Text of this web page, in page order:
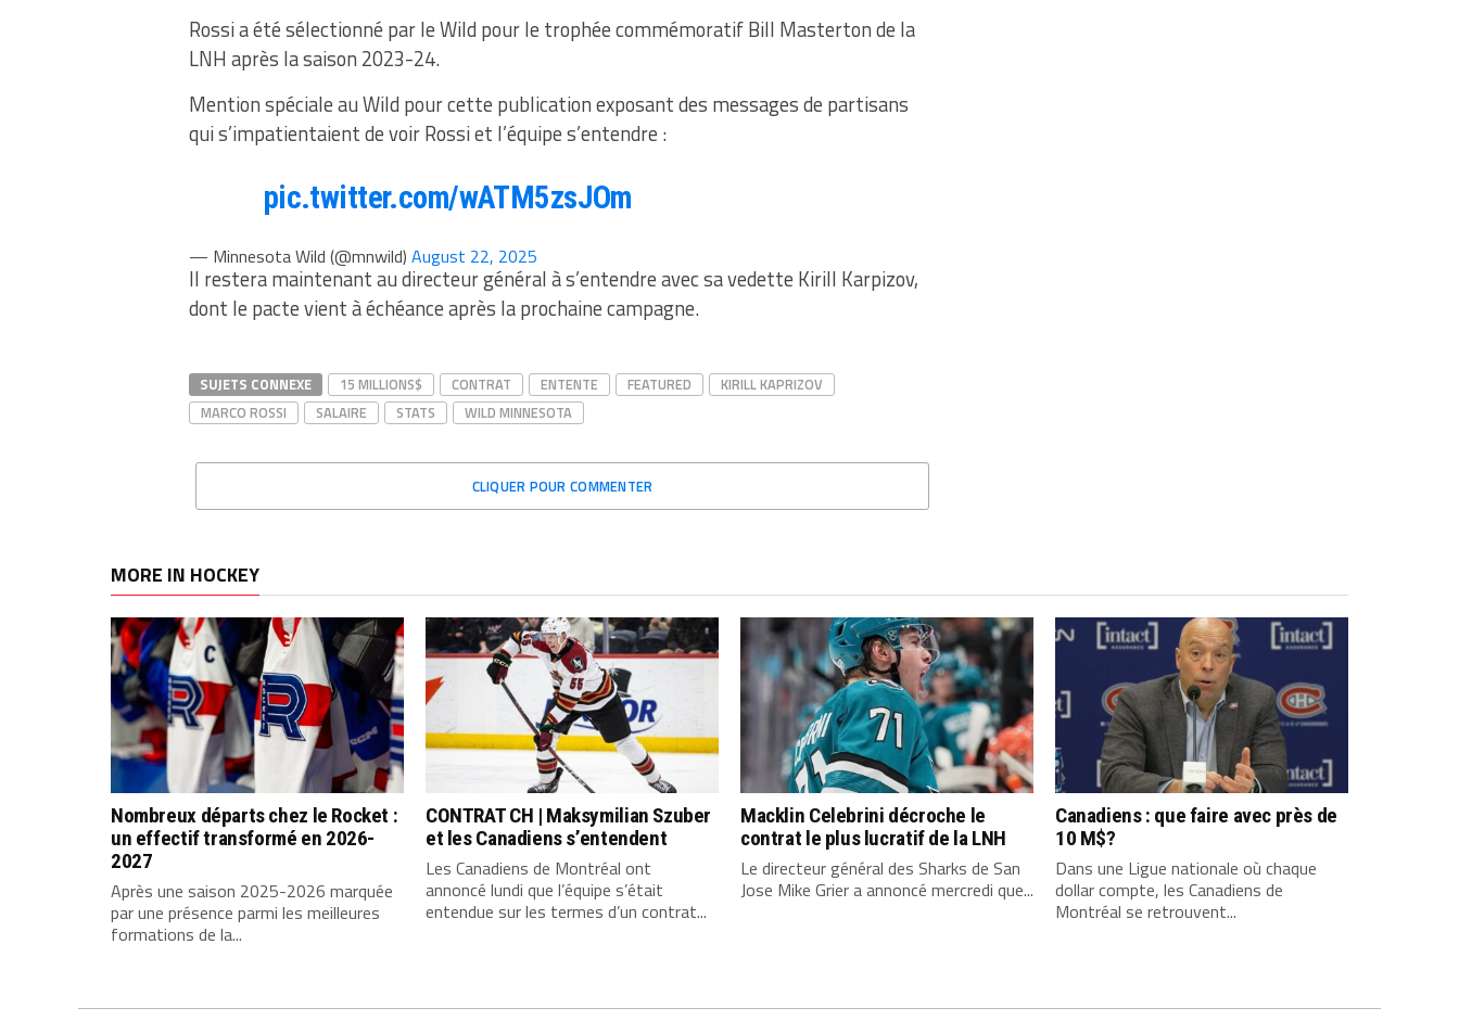
Rossi a été sélectionné par le Wild pour le trophée commémoratif Bill Masterton de la
LNH après la saison 2023-24.
Mention spéciale au Wild pour cette publication exposant des messages de partisans
qui s’impatientaient de voir Rossi et l’équipe s’entendre :
pic.twitter.com/wATM5zsJOm
— Minnesota Wild (@mnwild) August 22, 2025
Il restera maintenant au directeur général à s’entendre avec sa vedette Kirill Karpizov,
dont le pacte vient à échéance après la prochaine campagne.
SUJETS CONNEXE 15 MILLIONS$ CONTRAT ENTENTE FEATURED
KIRILL KAPRIZOV
MARCO ROSSI
SALAIRE STATS WILD MINNESOTA
CLIQUER POUR COMMENTER
MORE IN HOCKEY
Nombreux départs chez le Rocket :
un effectif transformé en 2026-
2027
Après une saison 2025-2026 marquée
par une présence parmi les meilleures
formations de la...
CONTRAT CH | Maksymilian Szuber
et les Canadiens s’entendent
Les Canadiens de Montréal ont
annoncé lundi que l’équipe s’était
entendue sur les termes d’un contrat...
Macklin Celebrini décroche le
contrat le plus lucratif de la LNH
Le directeur général des Sharks de San
Jose Mike Grier a annoncé mercredi que...
Canadiens : que faire avec près de
10 M$?
Dans une Ligue nationale où chaque
dollar compte, les Canadiens de
Montréal se retrouvent...